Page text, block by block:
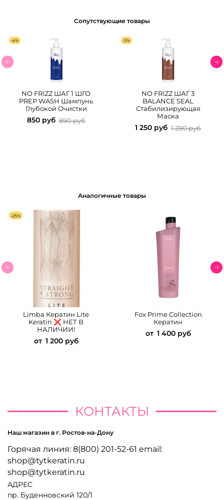
Сопутствующие товары
-4%
NO FRIZZ ШАГ 1 ШГО
PREP WASH Шампунь
Глубокой Очистки
850 руб 890 руб
-3%
NO FRIZZ ШАГ 3
BALANCE SEAL
Стабилизирующая
Маска
1 250 руб 1 290 руб
Аналогичные товары
-25%
Limba Кератин Lite
Keratin ❌ НЕТ В
НАЛИЧИИ!
от 1 200 руб
Fox Prime Collection
Кератин
от 1 400 руб
КОНТАКТЫ
Наш магазин в г. Ростов-на-Дону
Горячая линия: 8(800) 201-52-61 email:
shop@tytkeratin.ru
shop@tytkeratin.ru
АДРЕС
пр. Буденновский 120/1